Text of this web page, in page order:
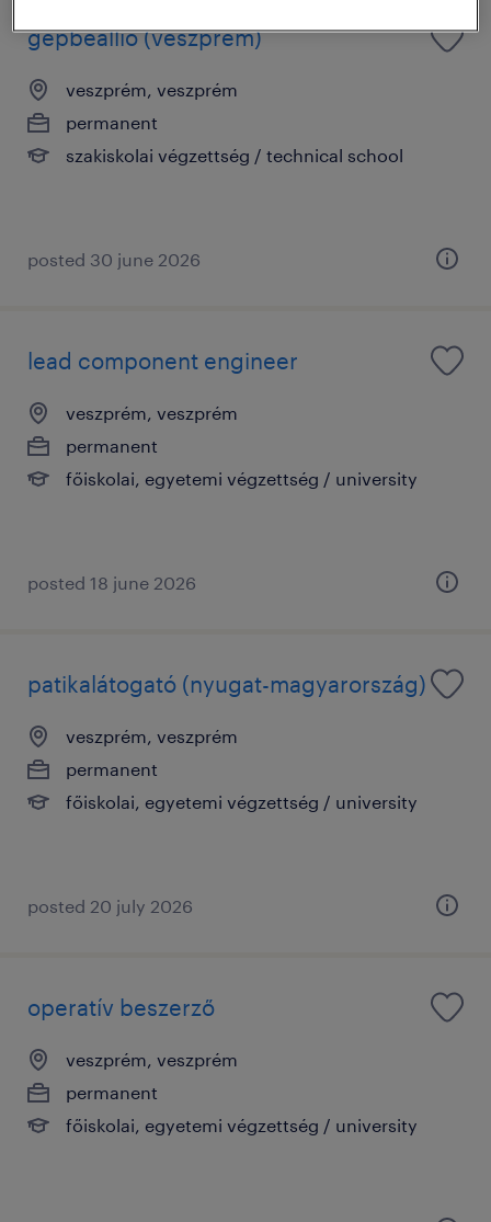
gépbeállíó (veszprém)
veszprém, veszprém
permanent
szakiskolai végzettség / technical school
posted 30 june 2026
lead component engineer
veszprém, veszprém
permanent
főiskolai, egyetemi végzettség / university
posted 18 june 2026
patikalátogató (nyugat-magyarország)
veszprém, veszprém
permanent
főiskolai, egyetemi végzettség / university
posted 20 july 2026
operatív beszerző
veszprém, veszprém
permanent
főiskolai, egyetemi végzettség / university